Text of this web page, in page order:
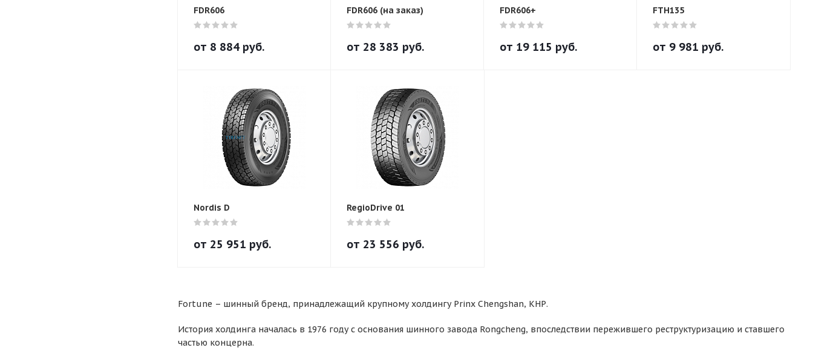
FDR606
от 8 884 руб.
FDR606 (на заказ)
от 28 383 руб.
FDR606+
от 19 115 руб.
FTH135
от 9 981 руб.
Nordis D
от 25 951 руб.
RegioDrive 01
от 23 556 руб.
Fortune – шинный бренд, принадлежащий крупному холдингу Prinx Chengshan, КНР.
История холдинга началась в 1976 году с основания шинного завода Rongcheng, впоследствии пережившего реструктуризацию и ставшего
частью концерна.